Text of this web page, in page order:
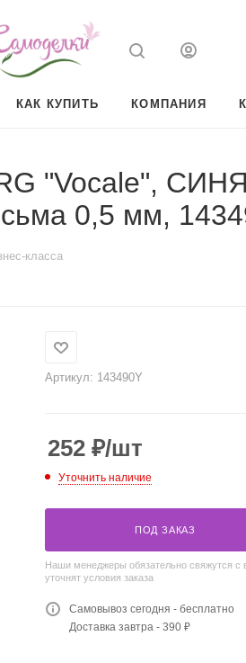
КАК КУПИТЬ КОМПАНИЯ
"Vocale",
0,5 мм,
класса
Артикул: 143490Y
252 ₽/шт
Уточнить наличие
ПОД ЗАКАЗ
Наши менеджеры обязательно свяжутся с
уточнят условия заказа
Самовывоз сегодня - бесплатно
Доставка завтра - 390 ₽